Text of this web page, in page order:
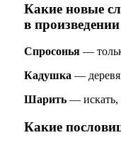
Какие новые
в
Спросонья—
Кадушка —
Шарить— искать,
Какие